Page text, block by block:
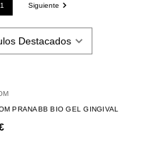
1 Siguiente
PRANABB BIO GEL GINGIVAL